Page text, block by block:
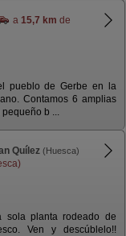
a 15,7 km de
pueblo de Gerbe en la
Contamos 6 amplias
b ...
Quílez (Huesca)
sola planta rodeado de
Ven y descúblelo!!